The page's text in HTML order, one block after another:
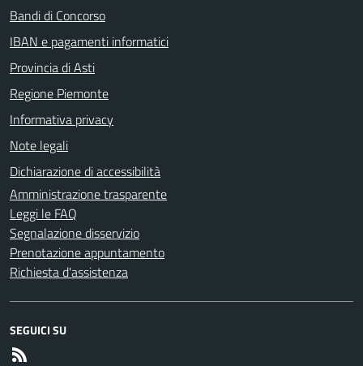
Bandi di Concorso
IBAN e pagamenti informatici
Provincia di Asti
Regione Piemonte
Informativa privacy
Note legali
Dichiarazione di accessibilità
Amministrazione trasparente
Leggi le FAQ
Segnalazione disservizio
Prenotazione appuntamento
Richiesta d'assistenza
SEGUICI SU